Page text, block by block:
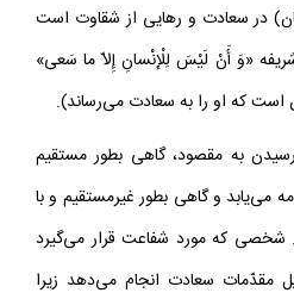
در سعادت و رهايى از شقاوت است
«وَ أَنْ لَيْسَ لِلْإِنْسانِ إِلاّ ما سَعى»
كه او را به سعادت مى‌رساند).
به مقصود، گاهى بطور مستقيم
مى‌يابد و گاهى بطور غيرمستقيم و با
شخصى كه مورد شفاعت قرار مى‌گيرد
سعادت انجام مى‌دهد زيرا